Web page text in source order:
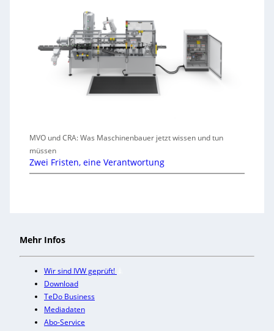
MVO und CRA: Was Maschinenbauer jetzt wissen und tun
müssen
Zwei Fristen, eine Verantwortung
Mehr Infos
Wir sind IVW geprüft!
Download
TeDo Business
Mediadaten
Abo-Service